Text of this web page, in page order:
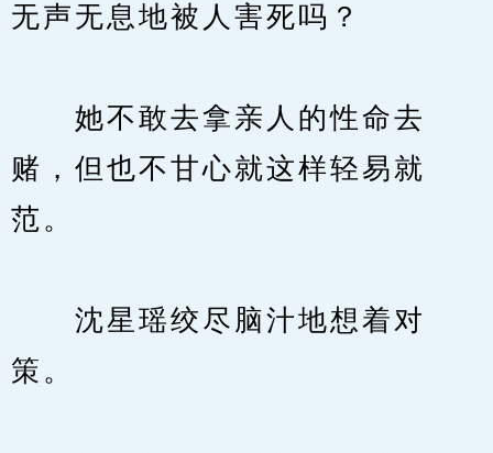
无声无息地被人害死吗？
她不敢去拿亲人的性命去
赌，但也不甘心就这样轻易就
范。
沈星瑶绞尽脑汁地想着对
策。